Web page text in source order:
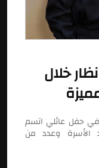
خلال
في حفل عائلي اتسم
الأسرة وعدد من